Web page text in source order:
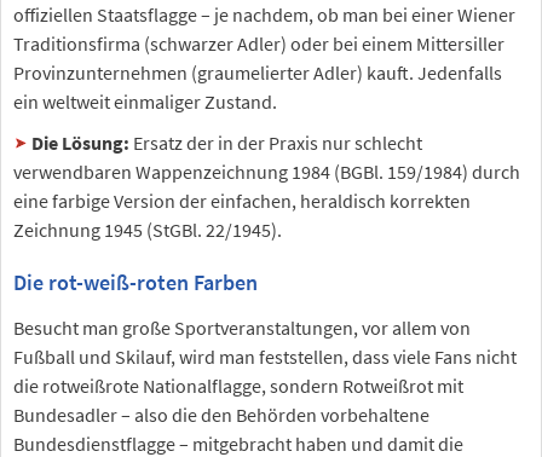
offiziellen Staatsflagge – je nachdem, ob man bei einer Wiener
Traditionsfirma (schwarzer Adler) oder bei einem Mittersiller
Provinzunternehmen (graumelierter Adler) kauft. Jedenfalls
ein weltweit einmaliger Zustand.
Die Lösung: Ersatz der in der Praxis nur schlecht
verwendbaren Wappenzeichnung 1984 (BGBl. 159/1984) durch
eine farbige Version der einfachen, heraldisch korrekten
Zeichnung 1945 (StGBl. 22/1945).
Die rot-weiß-roten Farben
Besucht man große Sportveranstaltungen, vor allem von
Fußball und Skilauf, wird man feststellen, dass viele Fans nicht
die rotweißrote Nationalflagge, sondern Rotweißrot mit
Bundesadler – also die den Behörden vorbehaltene
Bundesdienstflagge – mitgebracht haben und damit die